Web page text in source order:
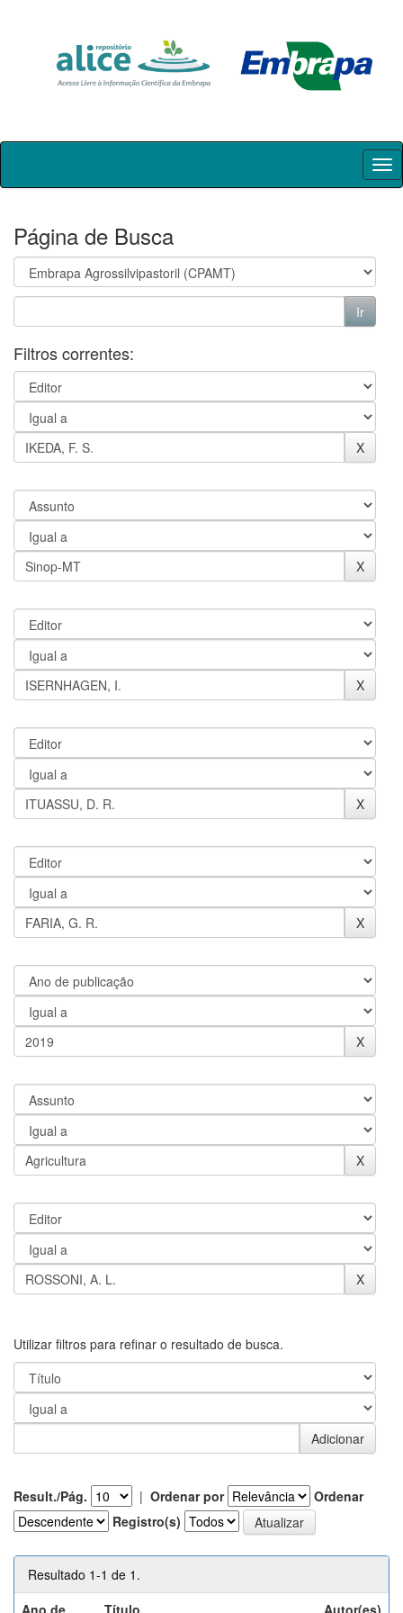
Skip
Página de Busca
Filtros correntes:
Utilizar filtros para refinar o resultado de busca.
Result./Pág. | Ordenar por
Ordenar
Registro(s)
Resultado 1-1 de 1.
Ano de
Título Autor(es)